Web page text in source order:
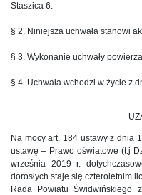
Staszica 6.
§ 2. Niniejsza uchwała stanowi
§ 3. Wykonanie uchwały
§ 4. Uchwała wchodzi w życie z
Na mocy art. 184 ustawy z dnia
ustawę – Prawo oświatowe (t.j
września 2019 r.
dorosłych staje się czteroletnim
Rada Powiatu